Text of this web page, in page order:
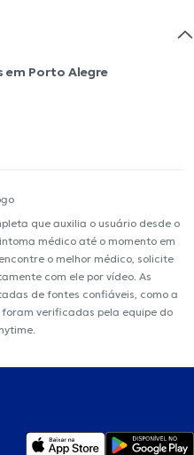
em Porto Alegre
que auxilia o usuário desde o
médico até o momento em
o melhor médico, solicite
com ele por vídeo. As
de fontes confiáveis, como a
verificadas pela equipe do